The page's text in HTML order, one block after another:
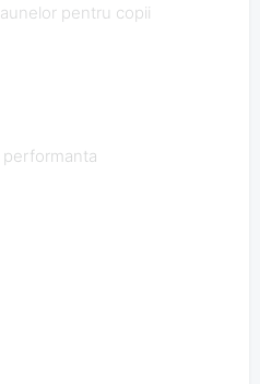
pentru copii
performanta